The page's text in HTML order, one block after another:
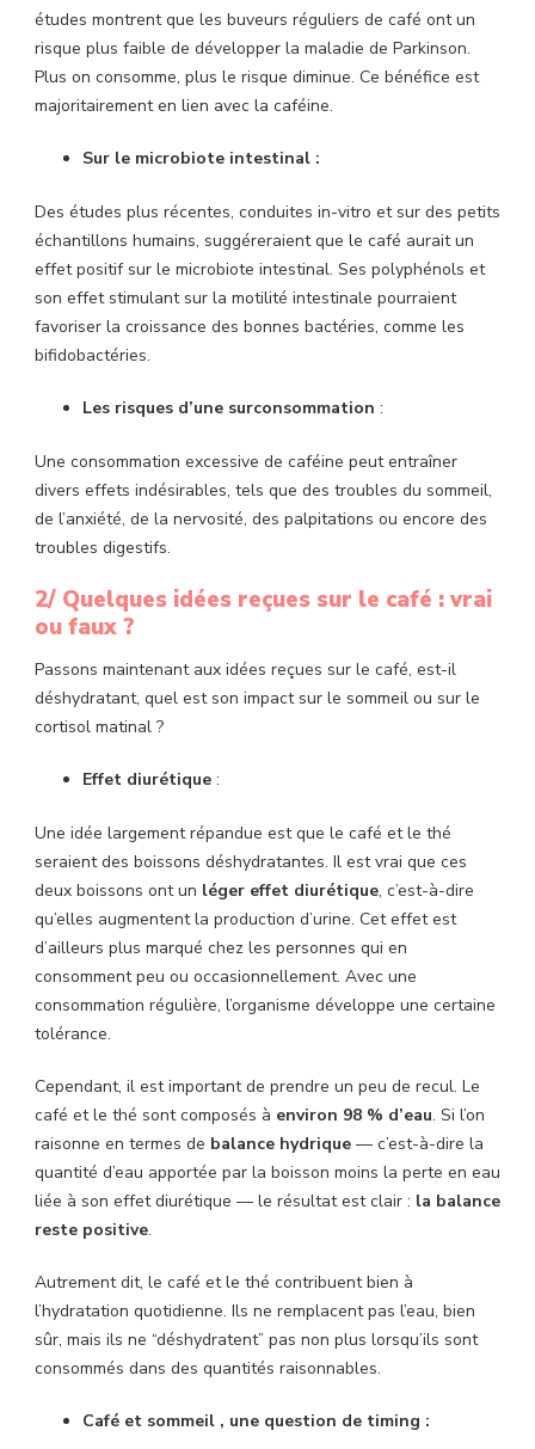
études montrent que les buveurs réguliers de café ont un
risque plus faible de développer la maladie de Parkinson.
Plus on consomme, plus le risque diminue. Ce bénéfice est
majoritairement en lien avec la caféine.
Sur le microbiote intestinal :
Des études plus récentes, conduites in-vitro et sur des petits
échantillons humains, suggéreraient que le café aurait un
effet positif sur le microbiote intestinal. Ses polyphénols et
son effet stimulant sur la motilité intestinale pourraient
favoriser la croissance des bonnes bactéries, comme les
bifidobactéries.
Les risques d’une surconsommation :
Une consommation excessive de caféine peut entraîner
divers effets indésirables, tels que des troubles du sommeil,
de l’anxiété, de la nervosité, des palpitations ou encore des
troubles digestifs.
2/ Quelques idées reçues sur le café : vrai
ou faux ?
Passons maintenant aux idées reçues sur le café, est-il
déshydratant, quel est son impact sur le sommeil ou sur le
cortisol matinal ?
Effet diurétique :
Une idée largement répandue est que le café et le thé
seraient des boissons déshydratantes. Il est vrai que ces
deux boissons ont un léger effet diurétique, c’est-à-dire
qu’elles augmentent la production d’urine. Cet effet est
d’ailleurs plus marqué chez les personnes qui en
consomment peu ou occasionnellement. Avec une
consommation régulière, l’organisme développe une certaine
tolérance.
Cependant, il est important de prendre un peu de recul. Le
café et le thé sont composés à environ 98 % d’eau. Si l’on
raisonne en termes de balance hydrique — c’est-à-dire la
quantité d’eau apportée par la boisson moins la perte en eau
liée à son effet diurétique — le résultat est clair : la balance
reste positive.
Autrement dit, le café et le thé contribuent bien à
l’hydratation quotidienne. Ils ne remplacent pas l’eau, bien
sûr, mais ils ne “déshydratent” pas non plus lorsqu’ils sont
consommés dans des quantités raisonnables.
Café et sommeil , une question de timing :